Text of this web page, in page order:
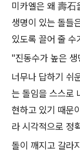
미카엘은 왜 壽石
생명이 있는 돌들
있도록 끌어 줄 수
"진동수가 높은
너무나 답하기 쉬
는 돌임을 스스로
현하고 있기 때문
라 시각적으로 정
돌이 깨지고 갈라